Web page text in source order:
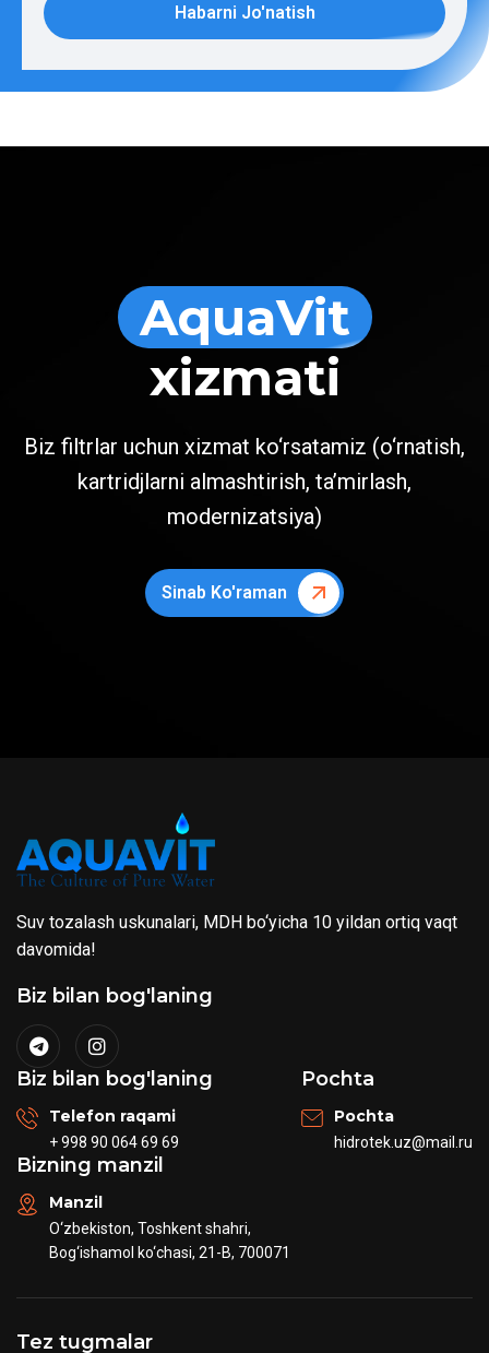
Habarni Jo'natish
AquaVit
xizmati
Biz filtrlar uchun xizmat ko‘rsatamiz (o‘rnatish,
kartridjlarni almashtirish, ta’mirlash,
modernizatsiya)
Sinab Ko'raman
Suv tozalash uskunalari, MDH bo‘yicha 10 yildan ortiq vaqt
davomida!
Biz bilan bog'laning
Biz bilan bog'laning
Telefon raqami
+ 998 90 064 69 69
Pochta
Pochta
hidrotek.uz@mail.ru
Bizning manzil
Manzil
O‘zbekiston, Toshkent shahri,
Bog‘ishamol ko‘chasi, 21-B, 700071
Tez tugmalar